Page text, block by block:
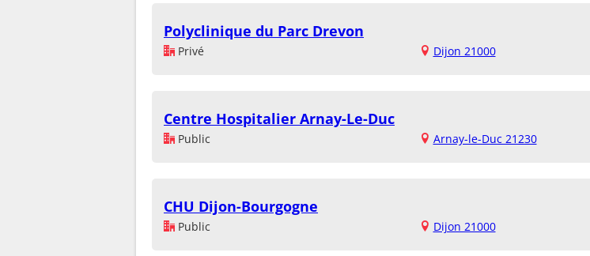
Polyclinique du Parc Drevon
Privé Dijon 21000
Centre Hospitalier Arnay-Le-Duc
Public Arnay-le-Duc 21230
CHU Dijon-Bourgogne
Public Dijon 21000